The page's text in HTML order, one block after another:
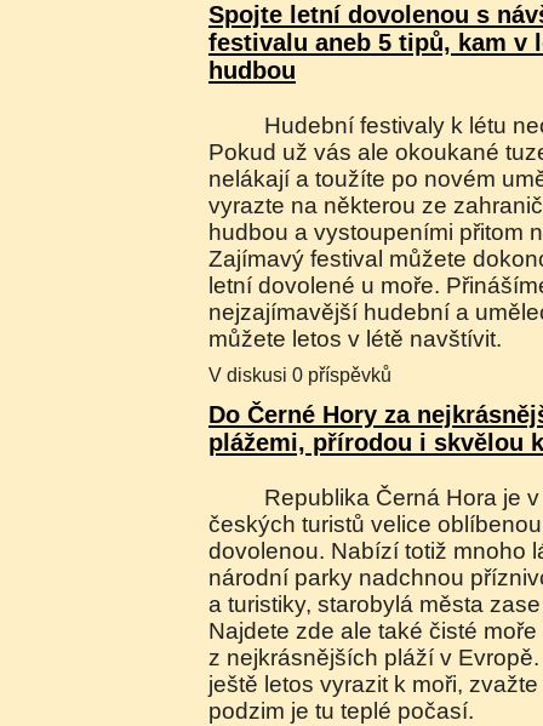
Spojte letní dovolenou s
festivalu aneb 5 tipů, kam v
hudbou
Hudební festivaly k létu neodmyslitelně patří.
Pokud už vás ale okoukané
nelákají a toužíte po novém
vyrazte na některou ze
hudbou a vystoupeními přitom
Zajímavý festival můžete
letní dovolené u moře.
nejzajímavější hudební a
můžete letos v létě navštívit.
V diskusi 0 příspěvků
Do Černé Hory za
plážemi, přírodou i skvělou
Republika Černá Hora je v posledních letech u
českých turistů velice
dovolenou. Nabízí totiž mnoho
národní parky nadchnou
a turistiky, starobylá města
Najdete zde ale také čisté
z nejkrásnějších pláží v
ještě letos vyrazit k moři,
podzim je tu teplé počasí.